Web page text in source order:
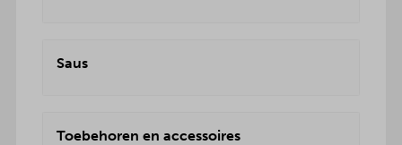
Saus
Toebehoren en accessoires